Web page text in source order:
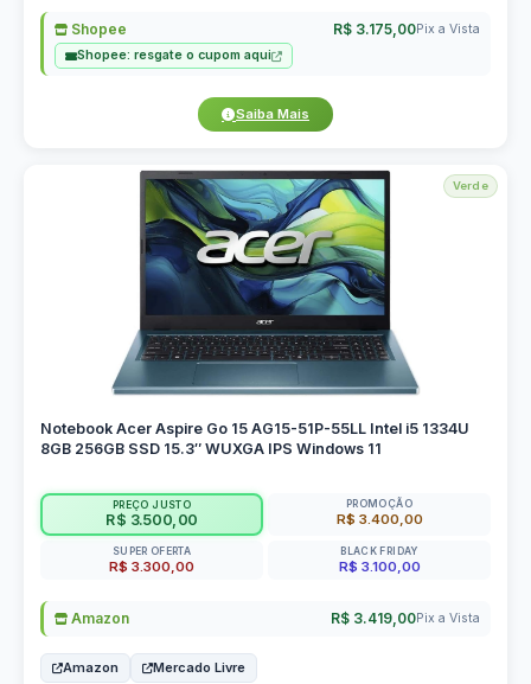
Shopee R$ 3.175,00Pix a Vista
Shopee: resgate o cupom aqui
Saiba Mais
Verde
Notebook Acer Aspire Go 15 AG15-51P-55LL Intel i5 1334U
8GB 256GB SSD 15.3″ WUXGA IPS Windows 11
PREÇO JUSTO
R$ 3.500,00
PROMOÇÃO
R$ 3.400,00
SUPER OFERTA
R$ 3.300,00
BLACK FRIDAY
R$ 3.100,00
Amazon R$ 3.419,00Pix a Vista
Amazon Mercado Livre